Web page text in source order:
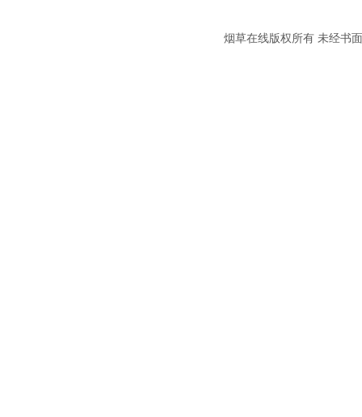
烟草在线版权所有 未经书